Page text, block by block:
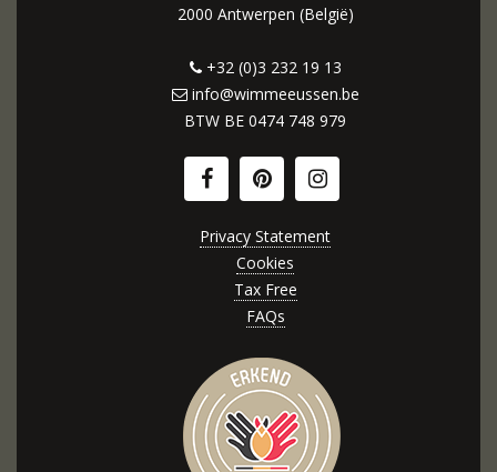
2000 Antwerpen (België)
+32 (0)3 232 19 13
info@wimmeeussen.be
BTW BE 0474 748 979
Privacy Statement
Cookies
Tax Free
FAQs